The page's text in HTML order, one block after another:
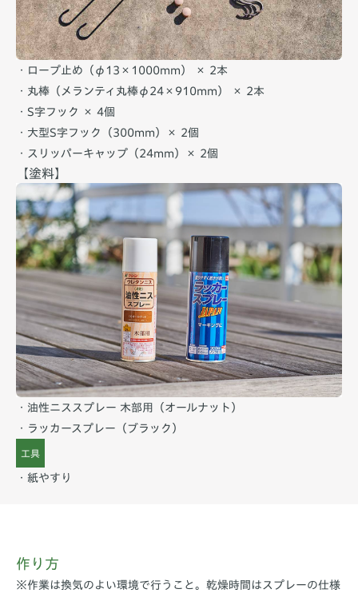
・ロープ止め（φ13×1000mm） × 2本
・丸棒（メランティ丸棒φ24×910mm） × 2本
・S字フック × 4個
・大型S字フック（300mm）× 2個
・スリッパーキャップ（24mm）× 2個
【塗料】
・油性ニススプレー 木部用（オールナット）
・ラッカースプレー（ブラック）
工具
・紙やすり
作り方
※作業は換気のよい環境で行うこと。乾燥時間はスプレーの仕様